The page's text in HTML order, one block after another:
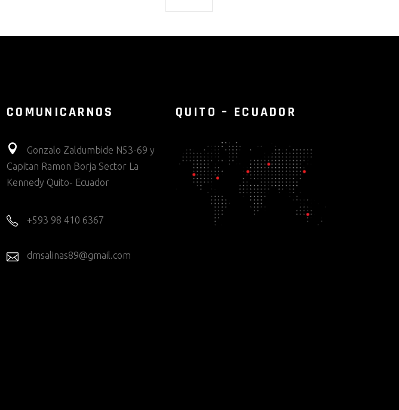
COMUNICARNOS
Gonzalo Zaldumbide N53-69 y
Capitan Ramon Borja Sector La
Kennedy Quito- Ecuador
+593 98 410 6367
dmsalinas89@gmail.com
QUITO – ECUADOR